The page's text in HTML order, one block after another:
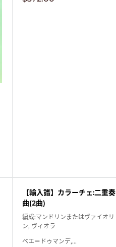
【輸入譜】カラーチェ:二重奏
曲(2曲)
編成:マンドリンまたはヴァイオリ
ン, ヴィオラ
ベエ＝ドゥマンデ,...